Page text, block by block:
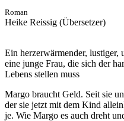
Roman
Heike Reissig (Übersetzer)
Ein herzerwärmender, lustiger,
eine junge Frau, die sich der
Lebens stellen muss
Margo braucht Geld. Seit sie
der sie jetzt mit dem Kind
je. Wie Margo es auch dreht